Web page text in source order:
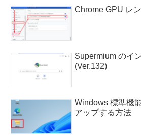
Chrome GPU レ
Supermium のイ
(Ver.132)
Windows 標準機
アップする方法